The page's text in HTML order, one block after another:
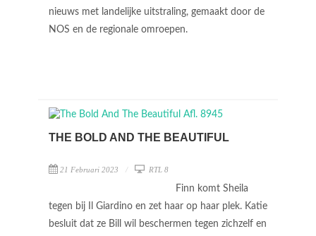
nieuws met landelijke uitstraling, gemaakt door de
NOS en de regionale omroepen.
THE BOLD AND THE BEAUTIFUL
21 Februari 2023 RTL 8
Finn komt Sheila
tegen bij Il Giardino en zet haar op haar plek. Katie
besluit dat ze Bill wil beschermen tegen zichzelf en